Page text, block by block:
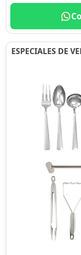
ESPECIALES DE